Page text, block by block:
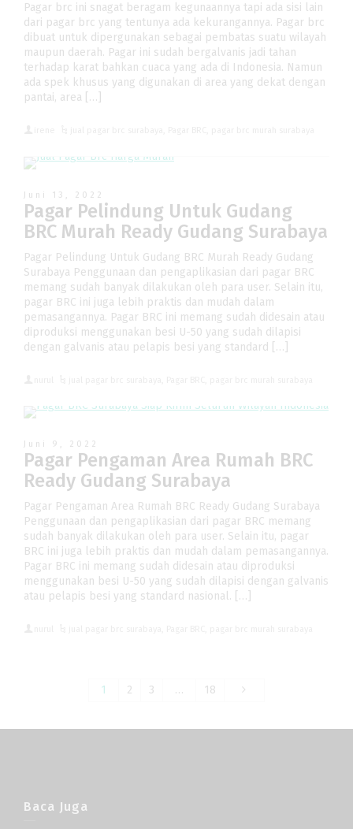
Pagar brc ini snagat beragam kegunaannya tapi ada sisi lain
dari pagar brc yang tentunya ada kekurangannya. Pagar brc
dibuat untuk dipergunakan sebagai pembatas suatu wilayah
maupun daerah. Pagar ini sudah bergalvanis jadi tahan
terhadap karat bahkan cuaca yang ada di Indonesia. Namun
ada spek khusus yang digunakan di area yang dekat dengan
pantai, area […]
Juni 13, 2022
Pagar Pelindung Untuk Gudang
BRC Murah Ready Gudang Surabaya
Pagar Pelindung Untuk Gudang BRC Murah Ready Gudang
Surabaya Penggunaan dan pengaplikasian dari pagar BRC
memang sudah banyak dilakukan oleh para user. Selain itu,
pagar BRC ini juga lebih praktis dan mudah dalam
pemasangannya. Pagar BRC ini memang sudah didesain atau
diproduksi menggunakan besi U-50 yang sudah dilapisi
dengan galvanis atau pelapis besi yang standard […]
Juni 9, 2022
Pagar Pengaman Area Rumah BRC
Ready Gudang Surabaya
Pagar Pengaman Area Rumah BRC Ready Gudang Surabaya
Penggunaan dan pengaplikasian dari pagar BRC memang
sudah banyak dilakukan oleh para user. Selain itu, pagar
BRC ini juga lebih praktis dan mudah dalam pemasangannya.
Pagar BRC ini memang sudah didesain atau diproduksi
menggunakan besi U-50 yang sudah dilapisi dengan galvanis
atau pelapis besi yang standard nasional. […]
1 2 3 … 18
Baca Juga